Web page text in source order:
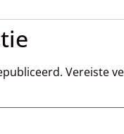
Vereiste